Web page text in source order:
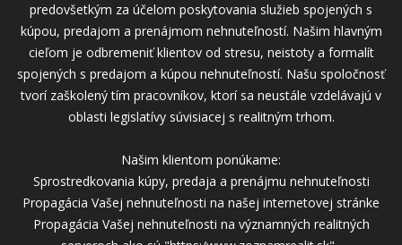
predovšetkým za účelom poskytovania služieb spojených s
kúpou, predajom a prenájmom nehnuteľností. Našim hlavným
cieľom je odbremeniť klientov od stresu, neistoty a formalít
spojených s predajom a kúpou nehnuteľností. Našu spoločnosť
tvorí zaškolený tím pracovníkov, ktorí sa neustále vzdelávajú v
oblasti legislatívy súvisiacej s realitným trhom.
Našim klientom ponúkame:
Sprostredkovania kúpy, predaja a prenájmu nehnuteľnosti
Propagácia Vašej nehnuteľnosti na našej internetovej stránke
Propagácia Vašej nehnuteľnosti na významných realitných